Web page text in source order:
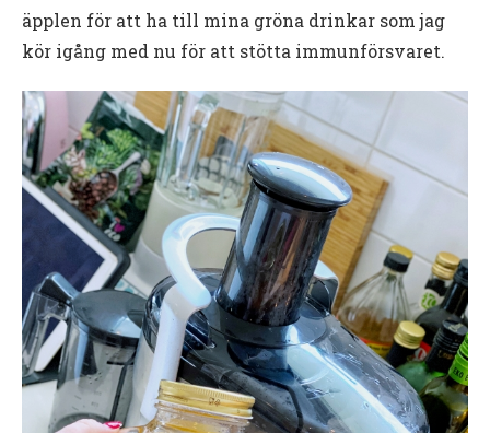
äpplen för att ha till mina gröna drinkar som jag
kör igång med nu för att stötta immunförsvaret.